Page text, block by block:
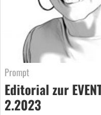
Prompt
Editorial zur
2.2023